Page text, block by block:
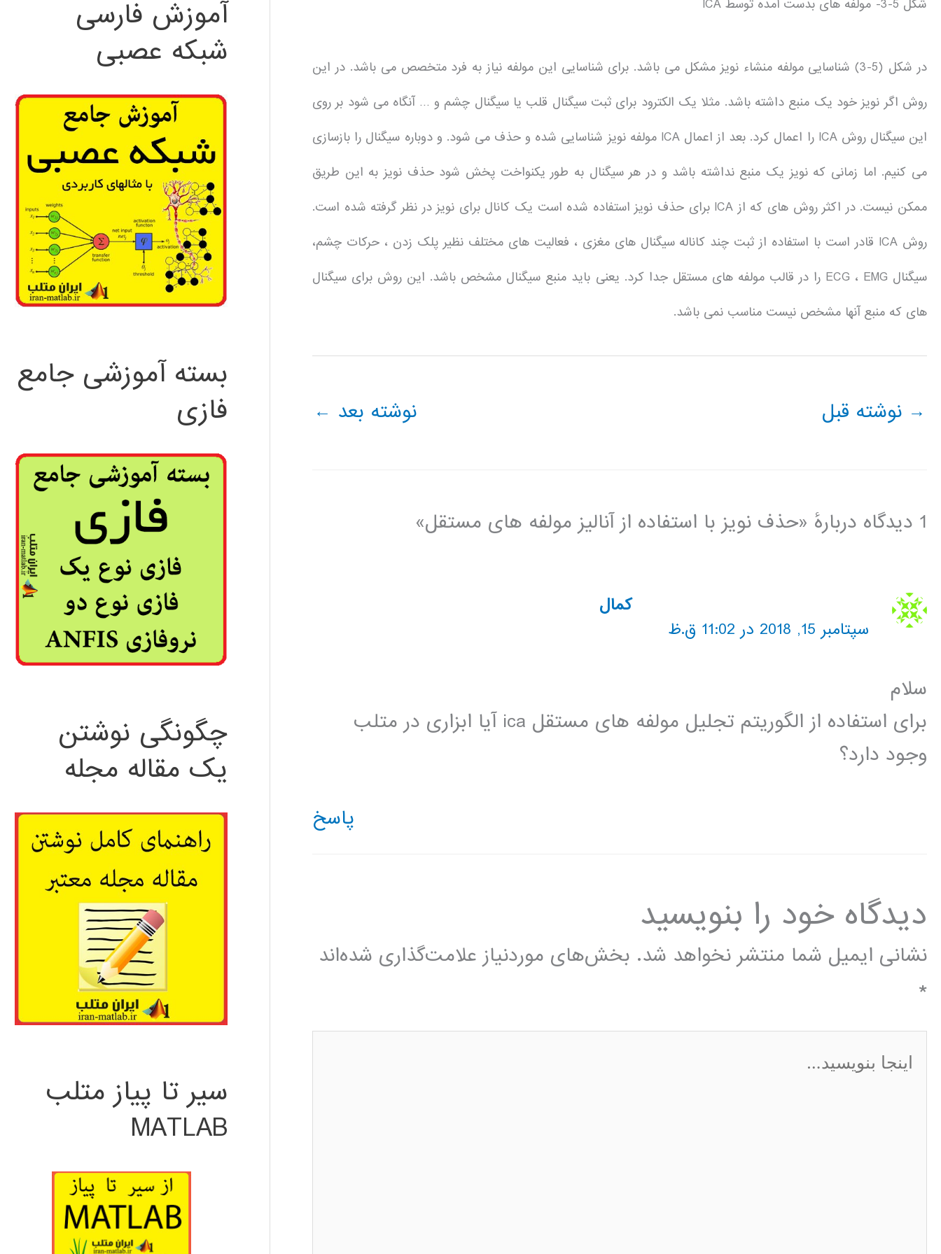
شکل 5-3- مولفه های بدست آمده توسط ICA
در شکل (5-3) شناسایی مولفه منشاء نویز مشکل می باشد. برای شناسایی این مولفه نیاز به فرد متخصص می باشد. در این
روش اگر نویز خود یک منبع داشته باشد. مثلا یک الکترود برای ثبت سیگنال قلب یا سیگنال چشم و … آنگاه می شود بر روی
این سیگنال روش ICA را اعمال کرد. بعد از اعمال ICA مولفه نویز شناسایی شده و حذف می شود. و دوباره سیگنال را بازسازی
می کنیم. اما زمانی که نویز یک منبع نداشته باشد و در هر سیگنال به طور یکنواخت پخش شود حذف نویز به این طریق
ممکن نیست. در اکثر روش های که از ICA برای حذف نویز استفاده شده است یک کانال برای نویز در نظر گرفته شده است.
روش ICA قادر است با استفاده از ثبت چند کاناله سیگنال های مغزی ، فعالیت های مختلف نظیر پلک زدن ، حرکات چشم،
سیگنال ECG ، EMG را در قالب مولفه های مستقل جدا کرد. یعنی باید منبع سیگنال مشخص باشد. این روش برای سیگنال
های که منبع آنها مشخص نیست مناسب نمی باشد.
→ نوشته قبل نوشته بعد ←
1 دیدگاه دربارهٔ «حذف نویز با استفاده از آنالیز مولفه های مستقل»
کمال
سپتامبر 15, 2018 در 11:02 ق.ظ
سلام
برای استفاده از الگوریتم تجلیل مولفه های مستقل ica آیا ابزاری در متلب
وجود دارد؟
پاسخ
دیدگاه‌ خود را بنویسید
نشانی ایمیل شما منتشر نخواهد شد. بخش‌های موردنیاز علامت‌گذاری شده‌اند
*
اینجا
بنویسید…
آموزش فارسی
شبکه عصبی
بسته آموزشی جامع
فازی
چگونگی نوشتن
یک مقاله مجله
سیر تا پیاز متلب
MATLAB